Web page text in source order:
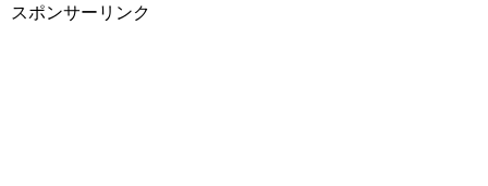
スポンサーリンク